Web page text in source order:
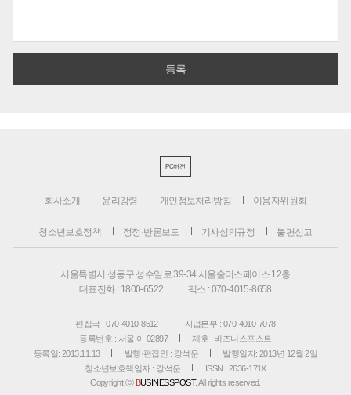
PC버전
회사소개 윤리강령 개인정보처리방침 이용자위원회
청소년보호정책 정정·반론보도 기사심의규정 불편신고
서울특별시 성동구 성수일로 39-34 서울숲더스페이스 12층
대표전화 : 1800-6522
팩스 : 070-4015-8658
편집국 : 070-4010-8512
사업본부 : 070-4010-7078
등록번호 : 서울 아 02897
제호 : 비즈니스포스트
등록일: 2013.11.13
발행·편집인 : 강석운
발행일자: 2013년 12월 2일
청소년보호책임자 : 강석운
ISSN : 2636-171X
Copyright ⓒ BUSINESSPOST. All rights reserved.